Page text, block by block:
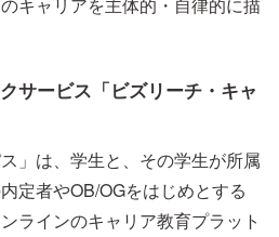
サービス「ビズリーチ・キャ
」は、学生と、その学生が所属
定者やOB/OGをはじめとする
ラインのキャリア教育プラット